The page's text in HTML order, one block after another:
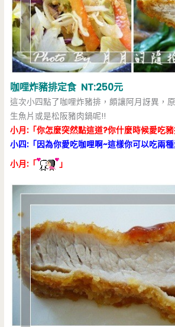
咖哩炸豬排定食 NT:250元
這次小四點了咖哩炸豬排，頗讓阿月訝異，
生魚片或是松阪豬肉鍋呢!!
小月:「你怎麼突然點這道?你什麼時候愛吃豬
小四:「因為你愛吃咖哩啊~這樣你可以吃兩種
小月:「
」